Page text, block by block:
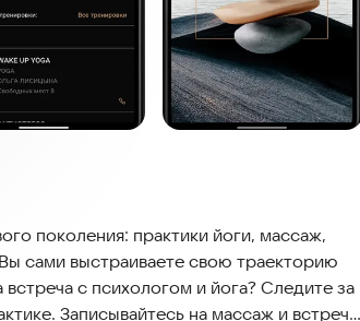
поколения: практики йоги, массаж,
сами выстраиваете свою траекторию
с психологом и йога? Следите за
Записывайтесь на массаж и встречу